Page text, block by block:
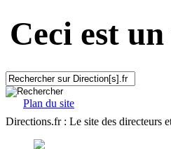
Ceci est
Plan du site
Directions.fr : Le site des directeurs